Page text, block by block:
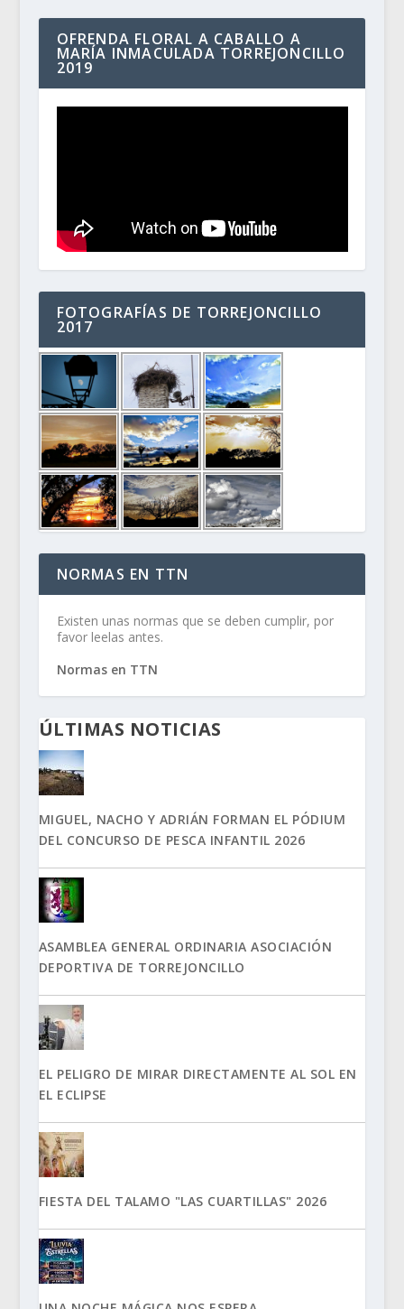
OFRENDA FLORAL A CABALLO A
MARÍA INMACULADA TORREJONCILLO
2019
FOTOGRAFÍAS DE TORREJONCILLO
2017
NORMAS EN TTN
Existen unas normas que se deben cumplir, por
favor leelas antes.
Normas en TTN
ÚLTIMAS NOTICIAS
MIGUEL, NACHO Y ADRIÁN FORMAN EL PÓDIUM
DEL CONCURSO DE PESCA INFANTIL 2026
ASAMBLEA GENERAL ORDINARIA ASOCIACIÓN
DEPORTIVA DE TORREJONCILLO
EL PELIGRO DE MIRAR DIRECTAMENTE AL SOL EN
EL ECLIPSE
FIESTA DEL TALAMO "LAS CUARTILLAS" 2026